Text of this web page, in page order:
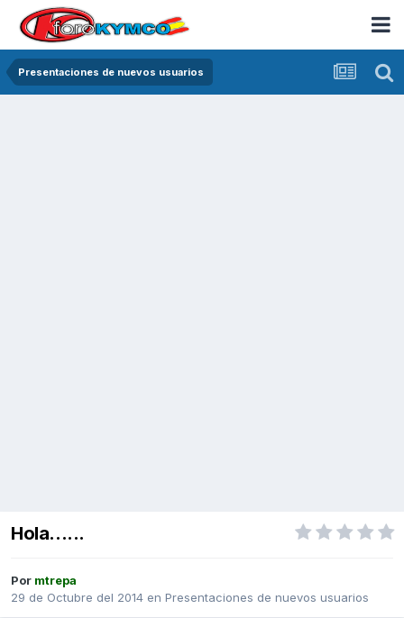
Presentaciones de nuevos usuarios
Hola......
Por mtrepa
29 de Octubre del 2014 en Presentaciones de nuevos usuarios